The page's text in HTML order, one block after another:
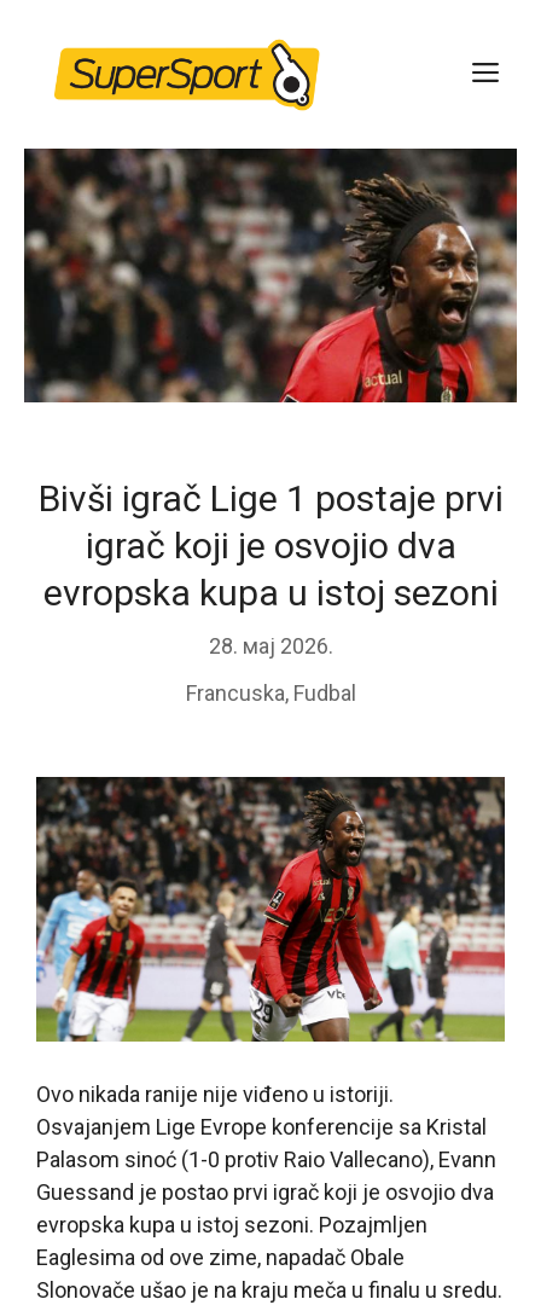
content
Bivši igrač Lige 1 postaje prvi
igrač koji je osvojio dva
evropska kupa u istoj sezoni
28. мај 2026.
Francuska, Fudbal
Ovo nikada ranije nije viđeno u istoriji.
Osvajanjem Lige Evrope konferencije sa Kristal
Palasom sinoć (1-0 protiv Raio Vallecano), Evann
Guessand je postao prvi igrač koji je osvojio dva
evropska kupa u istoj sezoni. Pozajmljen
Eaglesima od ove zime, napadač Obale
Slonovače ušao je na kraju meča u finalu u sredu.